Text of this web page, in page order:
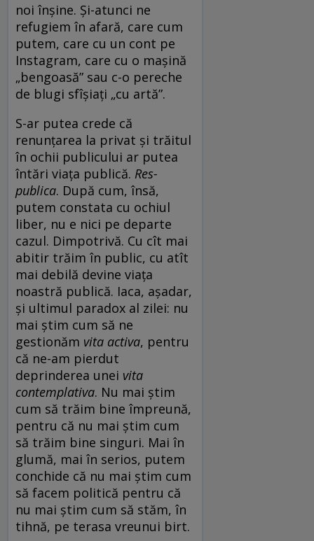
noi înșine. Și-atunci ne
refugiem în afară, care cum
putem, care cu un cont pe
Instagram, care cu o mașină
„bengoasă” sau c-o pereche
de blugi sfîșiați „cu artă”.
S-ar putea crede că
renunțarea la privat și trăitul
în ochii publicului ar putea
întări viața publică. Res-
publica. După cum, însă,
putem constata cu ochiul
liber, nu e nici pe departe
cazul. Dimpotrivă. Cu cît mai
abitir trăim în public, cu atît
mai debilă devine viața
noastră publică. Iaca, așadar,
și ultimul paradox al zilei: nu
mai știm cum să ne
gestionăm vita activa, pentru
că ne-am pierdut
deprinderea unei vita
contemplativa. Nu mai știm
cum să trăim bine împreună,
pentru că nu mai știm cum
să trăim bine singuri. Mai în
glumă, mai în serios, putem
conchide că nu mai știm cum
să facem politică pentru că
nu mai știm cum să stăm, în
tihnă, pe terasa vreunui birt.